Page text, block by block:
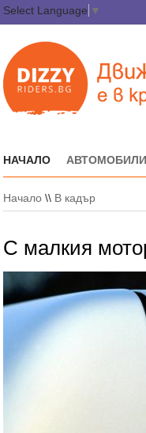
Select Language ▼
НАЧАЛО АВТОМОБИЛИ
Начало \\ В кадър
С малкия